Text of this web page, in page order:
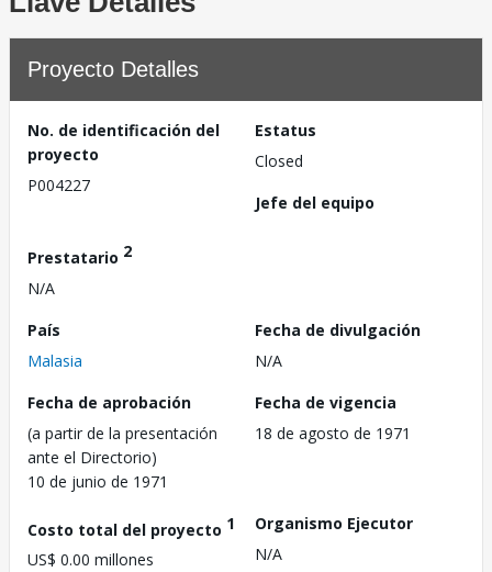
Proyecto Detalles
No. de identificación del
proyecto
P004227
Estatus
Closed
Jefe del equipo
Prestatario 2
N/A
País
Malasia
Fecha de divulgación
N/A
Fecha de aprobación
(a partir de la presentación
ante el Directorio)
10 de junio de 1971
Fecha de vigencia
18 de agosto de 1971
Costo total del proyecto 1
US$ 0.00 millones
Organismo Ejecutor
N/A